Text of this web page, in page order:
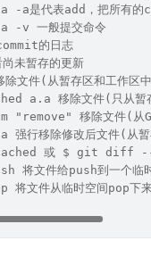
是代表add，把所有的
v 一般提交命令
的日志
暂存的更新
件(从暂存区和工作区
a.a 移除文件(只从暂
移除文件(从
移除修改后文件(从暂存
或 $ git diff --
文件给push到一个临
文件从临时空间pop下